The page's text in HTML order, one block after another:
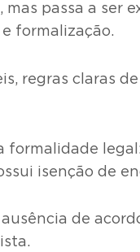
passa a ser
formalização.
regras claras
formalidade
isenção de
de